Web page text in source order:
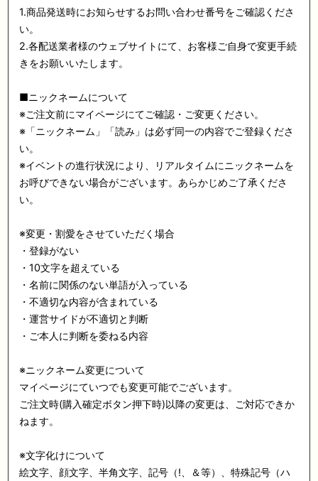
1.商品発送時にお知らせするお問い合わせ番号をご確認くださ
い。
2.各配送業者様のウェブサイトにて、お客様ご自身で変更手続
きをお願いいたします。
■ニックネームについて
※ご注文前にマイページにてご確認・ご変更ください。
※「ニックネーム」「読み」は必ず同一の内容でご登録くださ
い。
※イベントの進行状況により、リアルタイムにニックネームを
お呼びできない場合がございます。あらかじめご了承くださ
い。
※変更・割愛をさせていただく場合
・登録がない
・10文字を超えている
・名前に関係のない単語が入っている
・不適切な内容が含まれている
・運営サイドが不適切と判断
・ご本人に判断を委ねる内容
※ニックネーム変更について
マイページにていつでも変更可能でございます。
ご注文時(購入確定ボタン押下時)以降の変更は、ご対応できか
ねます。
※文字化けについて
絵文字、顔文字、半角文字、記号（!、＆等）、特殊記号（ハ